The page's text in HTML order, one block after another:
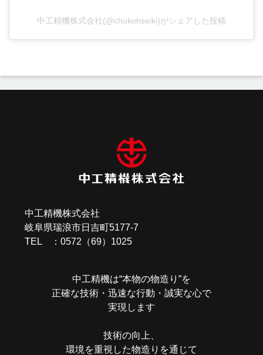
中工精機株式会社(@chukohseiki)がシェアした投稿
投
中工精機株式会社
岐阜県瑞浪市日吉町5177-7
TEL ：0572（69）1025
中工精機は“本物の物造り”を
正確な技術・迅速な行動・誠実な心で
実現します
技術の向上、
環境を重視した物造りを通じて